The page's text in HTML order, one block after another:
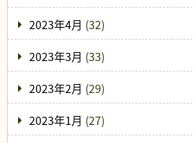
2023年4月 (32)
2023年3月 (33)
2023年2月 (29)
2023年1月 (27)